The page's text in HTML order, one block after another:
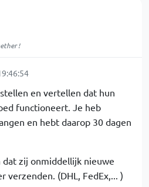
!
en vertellen dat hun
functioneert. Je heb
en hebt daarop 30 dagen
dat zij onmiddellijk nieuwe
verzenden. (DHL, FedEx,... )